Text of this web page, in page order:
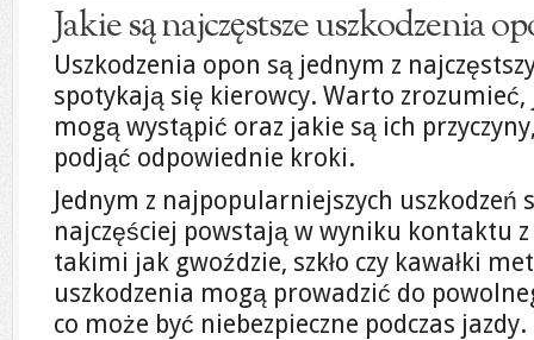
Jakie są najczęstsze uszkodzenia
Uszkodzenia opon są jednym z
spotykają się kierowcy. Warto zrozumieć,
mogą wystąpić oraz jakie są ich
podjąć odpowiednie kroki.
Jednym z najpopularniejszych uszkodzeń
najczęściej powstają w wyniku kontaktu
takimi jak gwoździe, szkło czy kawałki
uszkodzenia mogą prowadzić do
co może być niebezpieczne podczas jazdy.